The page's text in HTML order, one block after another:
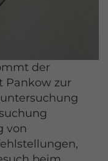
der
Pankow zur
von